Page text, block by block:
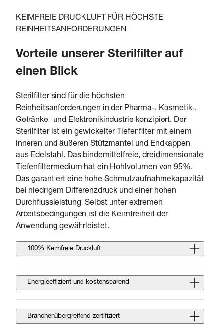
KEIMFREIE DRUCKLUFT FÜR HÖCHSTE
REINHEITSANFORDERUNGEN
Vorteile unserer Sterilfilter auf
einen Blick
Sterilfilter sind für die höchsten
Reinheitsanforderungen in der Pharma-, Kosmetik-,
Getränke- und Elektronikindustrie konzipiert. Der
Sterilfilter ist ein gewickelter Tiefenfilter mit einem
inneren und äußeren Stützmantel und Endkappen
aus Edelstahl. Das bindemittelfreie, dreidimensionale
Tiefenfiltermedium hat ein Hohlvolumen von 95%.
Das garantiert eine hohe Schmutzaufnahmekapazität
bei niedrigem Differenzdruck und einer hohen
Durchflussleistung. Selbst unter extremen
Arbeitsbedingungen ist die Keimfreiheit der
Anwendung gewährleistet.
100% Keimfreie Druckluft
Energieeffizient und kostensparend
Branchenübergreifend zertifiziert